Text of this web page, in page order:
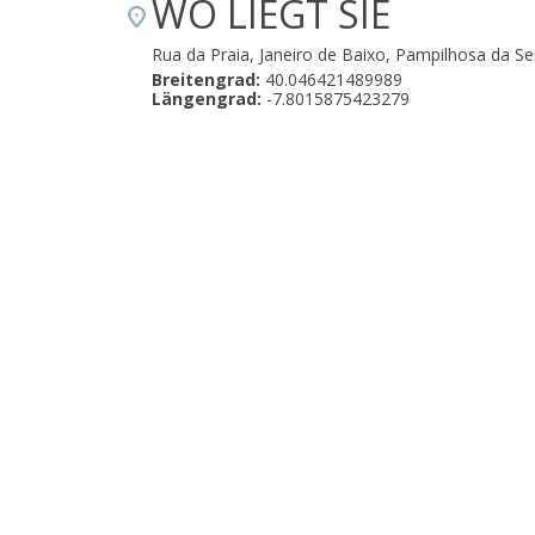
WO LIEGT SIE
Rua da Praia, Janeiro de Baixo, Pampilhosa da
Breitengrad: 40.046421489989
Längengrad: -7.8015875423279